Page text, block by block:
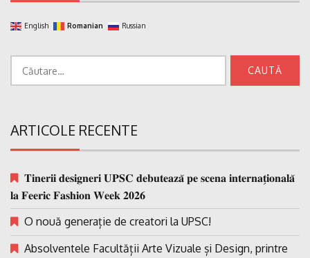
English Romanian Russian
ARTICOLE RECENTE
𝐓𝐢𝐧𝐞𝐫𝐢𝐢 𝐝𝐞𝐬𝐢𝐠𝐧𝐞𝐫𝐢 𝐔𝐏𝐒𝐂 𝐝𝐞𝐛𝐮𝐭𝐞𝐚𝐳𝐚̆ 𝐩𝐞 𝐬𝐜𝐞𝐧𝐚 𝐢𝐧𝐭𝐞𝐫𝐧𝐚𝐭̗𝐢𝐨𝐧𝐚𝐥𝐚̆
𝐥𝐚 𝐅𝐞𝐞𝐫𝐢𝐜 𝐅𝐚𝐬𝐡𝐢𝐨𝐧 𝐖𝐞𝐞𝐤 𝟐𝟎𝟐𝟔
O nouă generație de creatori la UPSC!
Absolventele Facultății Arte Vizuale și Design, printre